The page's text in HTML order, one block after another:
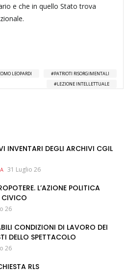
e che in quello Stato trova
LEOPARDI
PATRIOTI RISORGIMENTALI
LEZIONE INTELLETTUALE
INVENTARI DEGLI ARCHIVI CGIL
31 Luglio 26
L’AZIONE POLITICA
CIVICO
26
CONDIZIONI DI LAVORO DEI
DELLO SPETTACOLO
26
RLS